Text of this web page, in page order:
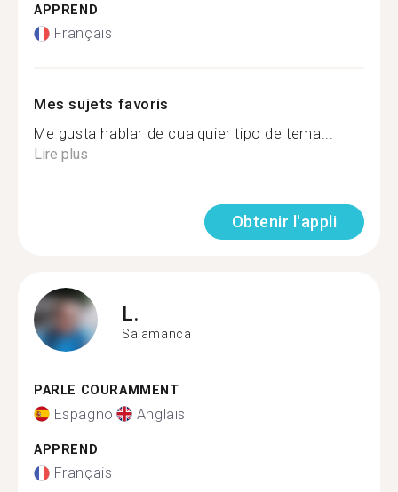
APPREND
Français
Mes sujets favoris
Me gusta hablar de cualquier tipo de tema...
Lire plus
Obtenir l'appli
L.
Salamanca
PARLE COURAMMENT
Espagnol Anglais
APPREND
Français